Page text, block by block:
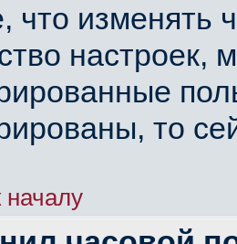
что изменять
настроек,
то
началу